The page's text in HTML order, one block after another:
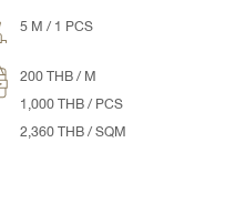
5 M / 1 PCS
200 THB / M
1,000 THB / PCS
2,360 THB / SQM